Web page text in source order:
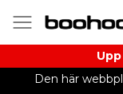
Den här